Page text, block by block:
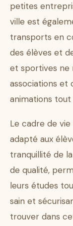
petites
ville est
transports en
des élèves et
et sportives ne
associations et
animations tout
Le cadre de
adapté aux
tranquillité de
de qualité,
leurs études
sain et
trouver dans